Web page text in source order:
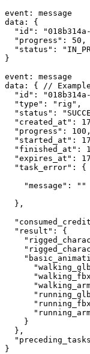
event :
message
data :
{
"id" :
"progress" : 50 ,
"status" :
}
event :
message
data : {
//
"id" :
"type" : "rig" ,
"status" :
"created_at" :
"progress" : 100 ,
"started_at" :
"finished_at" :
"expires_at" :
"task_error" : {
"message" :
""
  }
,
"result" : {
    }
  }
,
}